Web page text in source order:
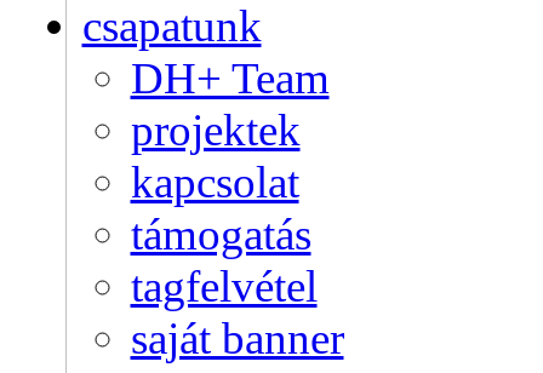
csapatunk
DH+ Team
projektek
kapcsolat
támogatás
tagfelvétel
saját banner